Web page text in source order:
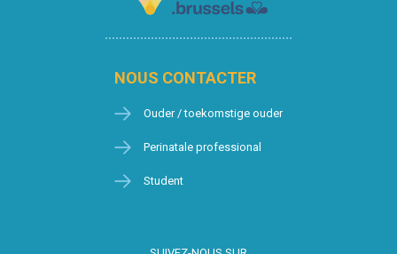
NOUS CONTACTER
Ouder / toekomstige ouder
Perinatale professional
Student